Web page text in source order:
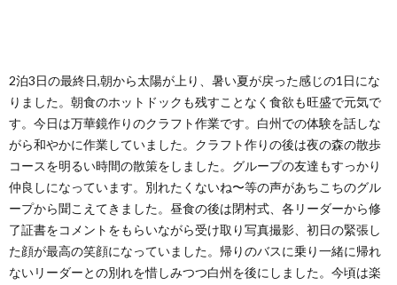
2泊3日の最終日,朝から太陽が上り、暑い夏が戻った感じの1日にな
りました。朝食のホットドックも残すことなく食欲も旺盛で元気で
す。今日は万華鏡作りのクラフト作業です。白州での体験を話しな
がら和やかに作業していました。クラフト作りの後は夜の森の散歩
コースを明るい時間の散策をしました。グループの友達もすっかり
仲良しになっています。別れたくないね〜等の声があちこちのグル
ープから聞こえてきました。昼食の後は閉村式、各リーダーから修
了証書をコメントをもらいながら受け取り写真撮影、初日の緊張し
た顔が最高の笑顔になっていました。帰りのバスに乗り一緒に帰れ
ないリーダーとの別れを惜しみつつ白州を後にしました。今頃は楽